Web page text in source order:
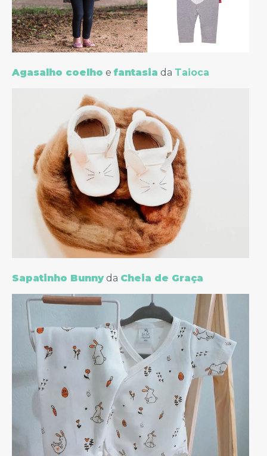
Agasalho coelho efantasia da Taioca
Sapatinho Bunnyda Cheia de Graça